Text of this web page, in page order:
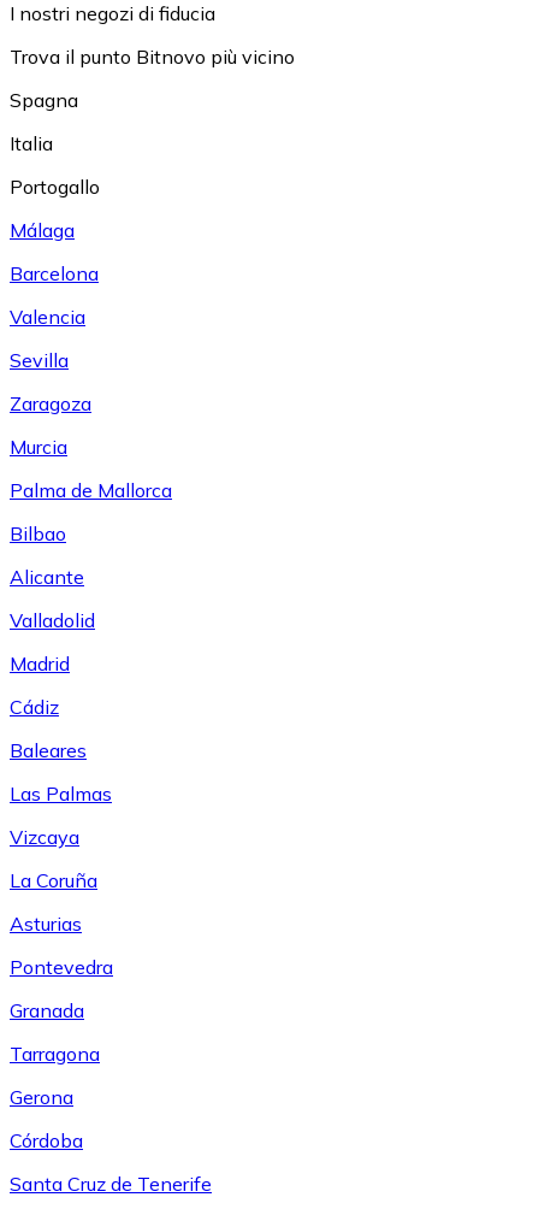
I nostri negozi di fiducia
Trova il punto Bitnovo più vicino
Spagna
Italia
Portogallo
Málaga
Barcelona
Valencia
Sevilla
Zaragoza
Murcia
Palma de Mallorca
Bilbao
Alicante
Valladolid
Madrid
Cádiz
Baleares
Las Palmas
Vizcaya
La Coruña
Asturias
Pontevedra
Granada
Tarragona
Gerona
Córdoba
Santa Cruz de Tenerife